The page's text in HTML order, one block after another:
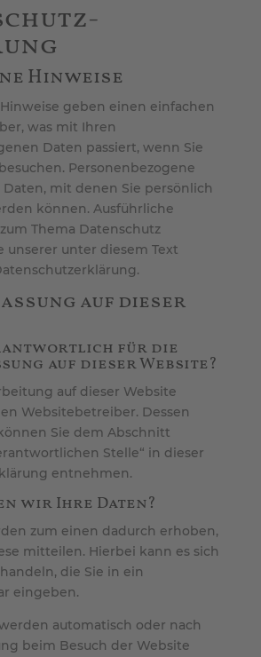
Hinweise
geben einen einfachen
was mit Ihren
Daten passiert, wenn Sie
Personenbezogene
mit denen Sie persönlich
können. Ausführliche
Thema Datenschutz
unserer unter diesem Text
auf dieser
für die
auf dieser Website?
auf dieser Website
Websitebetreiber. Dessen
Sie dem Abschnitt
Stelle“ in dieser
entnehmen.
wir Ihre Daten?
zum einen dadurch erhoben,
mitteilen. Hierbei kann es sich
die Sie in ein
eingeben.
automatisch oder nach
beim Besuch der Website